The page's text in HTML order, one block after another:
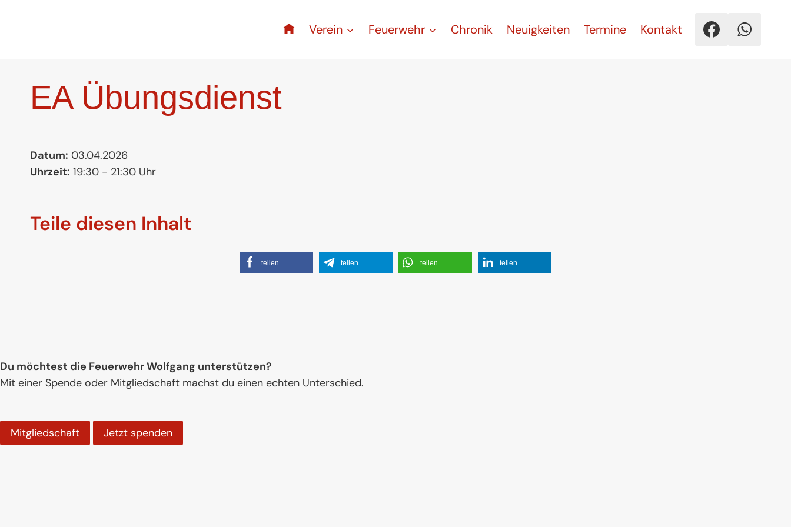
Verein Feuerwehr Chronik Neuigkeiten Termine Kontakt
EA Übungsdienst
Datum: 03.04.2026
Uhrzeit: 19:30 - 21:30 Uhr
Teile diesen Inhalt
teilen teilen teilen teilen
Du möchtest die Feuerwehr Wolfgang unterstützen?
Mit einer Spende oder Mitgliedschaft machst du einen echten Unterschied.
Mitgliedschaft Jetzt spenden